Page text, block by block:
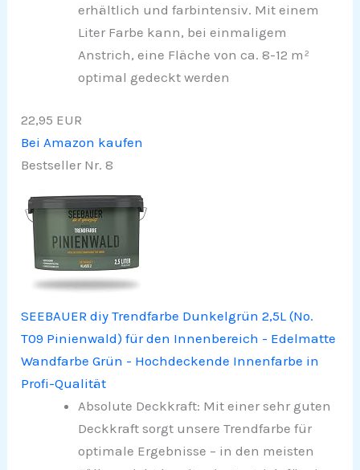
erhältlich und farbintensiv. Mit einem
Liter Farbe kann, bei einmaligem
Anstrich, eine Fläche von ca. 8-12 m²
optimal gedeckt werden
22,95 EUR
Bei Amazon kaufen
Bestseller Nr. 8
SEEBAUER diy Trendfarbe Dunkelgrün 2,5L (No.
T09 Pinienwald) für den Innenbereich - Edelmatte
Wandfarbe Grün - Hochdeckende Innenfarbe in
Profi-Qualität
Absolute Deckkraft: Mit einer sehr guten
Deckkraft sorgt unsere Trendfarbe für
optimale Ergebnisse – in den meisten